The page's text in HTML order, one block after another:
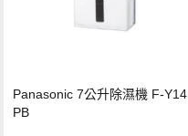
Panasonic 7公升除濕機 F-Y14
PB